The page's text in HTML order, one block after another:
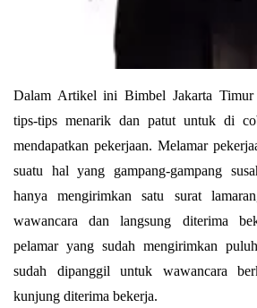
Dalam Artikel ini Bimbel Jakarta Timur
tips-tips menarik dan patut untuk di
mendapatkan pekerjaan. Melamar
suatu hal yang gampang-gampang
hanya mengirimkan satu surat
wawancara dan langsung diterima
pelamar yang sudah mengirimkan
sudah dipanggil untuk wawancara
kunjung diterima bekerja.